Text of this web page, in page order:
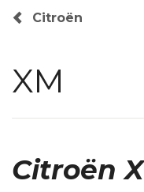
Citroën
XM
Citroën